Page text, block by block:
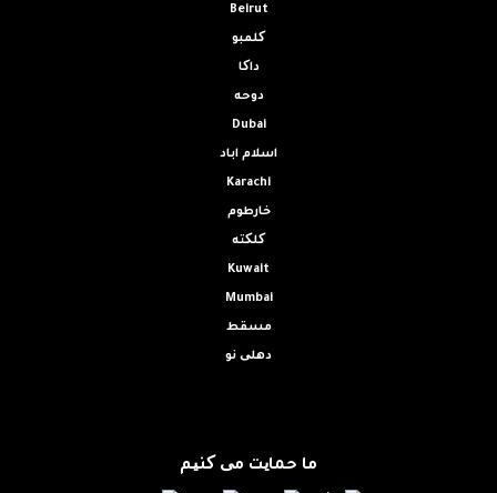
Beirut
کلمبو
داکا
دوحه
Dubai
اسلام اباد
Karachi
خارطوم
کلکته
Kuwait
Mumbai
مسقط
دهلی نو
ما حمایت می کنیم